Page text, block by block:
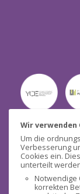
Wir verwenden
Um die
Verbesserung
Cookies ein.
unterteilt
Notwendige
korrekten